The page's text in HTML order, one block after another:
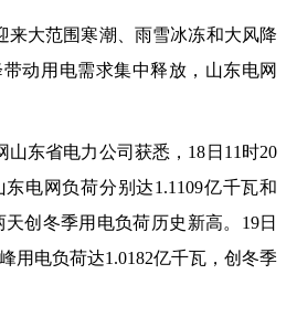
大范围寒潮、雨雪冰冻和大风降
动用电需求集中释放，山东电网
东省电力公司获悉，18日11时20
电网负荷分别达1.1109亿千瓦和
天创冬季用电负荷历史新高。19日
用电负荷达1.0182亿千瓦，创冬季